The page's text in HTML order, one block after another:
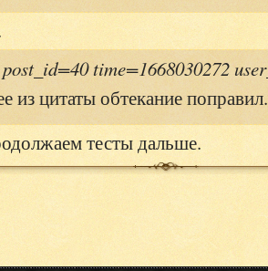
time=1668030272
из цитаты обтекание поправил.
тесты дальше.